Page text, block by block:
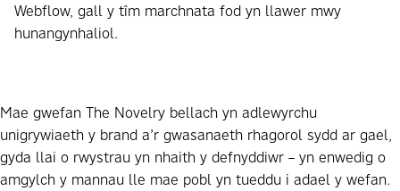
Webflow, gall y tîm marchnata fod yn llawer mwy
hunangynhaliol.
Mae gwefan The Novelry bellach yn adlewyrchu
unigrywiaeth y brand a’r gwasanaeth rhagorol sydd ar gael,
gyda llai o rwystrau yn nhaith y defnyddiwr – yn enwedig o
amgylch y mannau lle mae pobl yn tueddu i adael y wefan.